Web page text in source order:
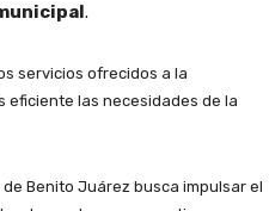
.
servicios ofrecidos a la
eficiente las necesidades de la
Benito Juárez busca impulsar el